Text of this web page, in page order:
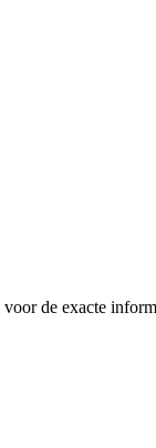
voor de exacte